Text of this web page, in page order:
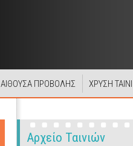
ΑΙΘΟΥΣΑ ΠΡΟΒΟΛΗΣ ΧΡΥΣΗ
Αρχείο Ταινιών